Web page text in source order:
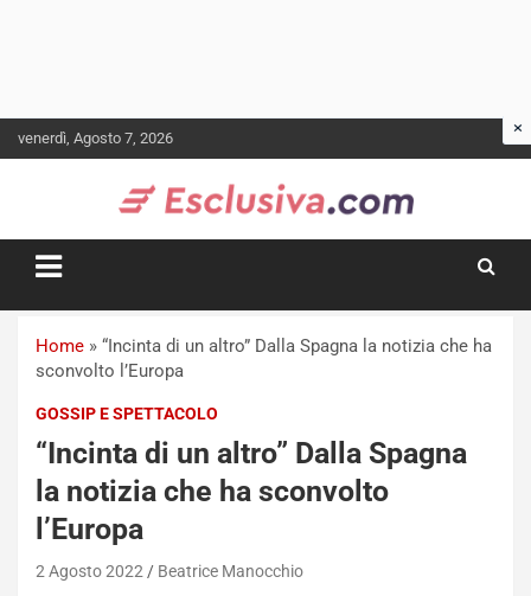
to
venerdì, Agosto 7, 2026
Home » “Incinta di un altro” Dalla Spagna la notizia che ha
sconvolto l’Europa
GOSSIP E SPETTACOLO
“Incinta di un altro” Dalla Spagna
la notizia che ha sconvolto
l’Europa
2 Agosto 2022 Beatrice Manocchio